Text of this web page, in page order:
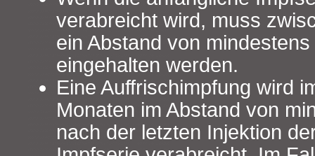
verabreicht wird, muss
ein Abstand von
eingehalten werden.
Eine Auffrischimpfung wird
Monaten im Abstand von
nach der letzten Injektion